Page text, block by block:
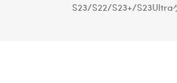
S23/S22/S23+/S23Ultra